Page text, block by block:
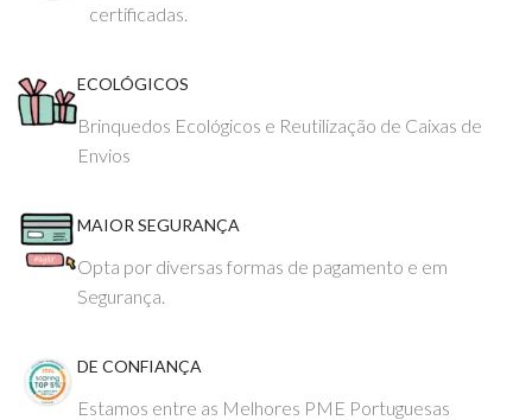
certificadas.
ECOLÓGICOS
Brinquedos Ecológicos e Reutilização de Caixas de
Envios
MAIOR SEGURANÇA
Opta por diversas formas de pagamento e em
Segurança.
DE CONFIANÇA
Estamos entre as Melhores PME Portuguesas